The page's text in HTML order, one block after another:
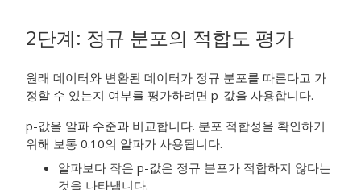
2단계: 정규 분포의 적합도 평가
원래 데이터와 변환된 데이터가 정규 분포를 따른다고 가
정할 수 있는지 여부를 평가하려면 p-값을 사용합니다.
p-값을 알파 수준과 비교합니다. 분포 적합성을 확인하기
위해 보통 0.10의 알파가 사용됩니다.
알파보다 작은 p-값은 정규 분포가 적합하지 않다는
것을 나타냅니다.